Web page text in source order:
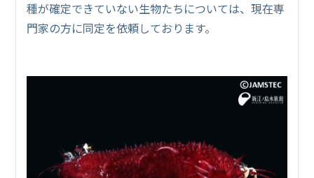
種が確定できていない生物たちについては、現在専
門家の方に同定を依頼しております。